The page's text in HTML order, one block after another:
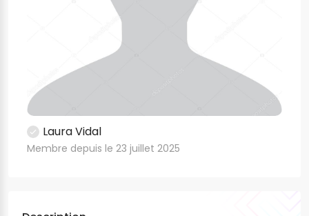
Laura Vidal
Membre depuis le 23 juillet 2025